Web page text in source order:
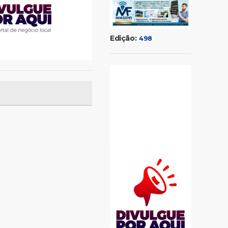
Edição: 498